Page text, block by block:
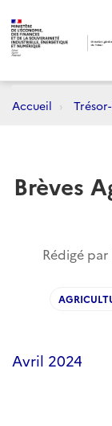
Accueil
Brèves
Rédigé par
Avril 2024